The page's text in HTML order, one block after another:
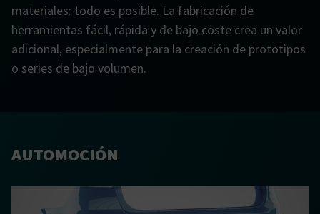
materiales: todo es posible. La fabricación de
herramientas fácil, rápida y de bajo coste crea un valor
adicional, especialmente para la creación de prototipos
o series de bajo volumen.
AUTOMOCIÓN